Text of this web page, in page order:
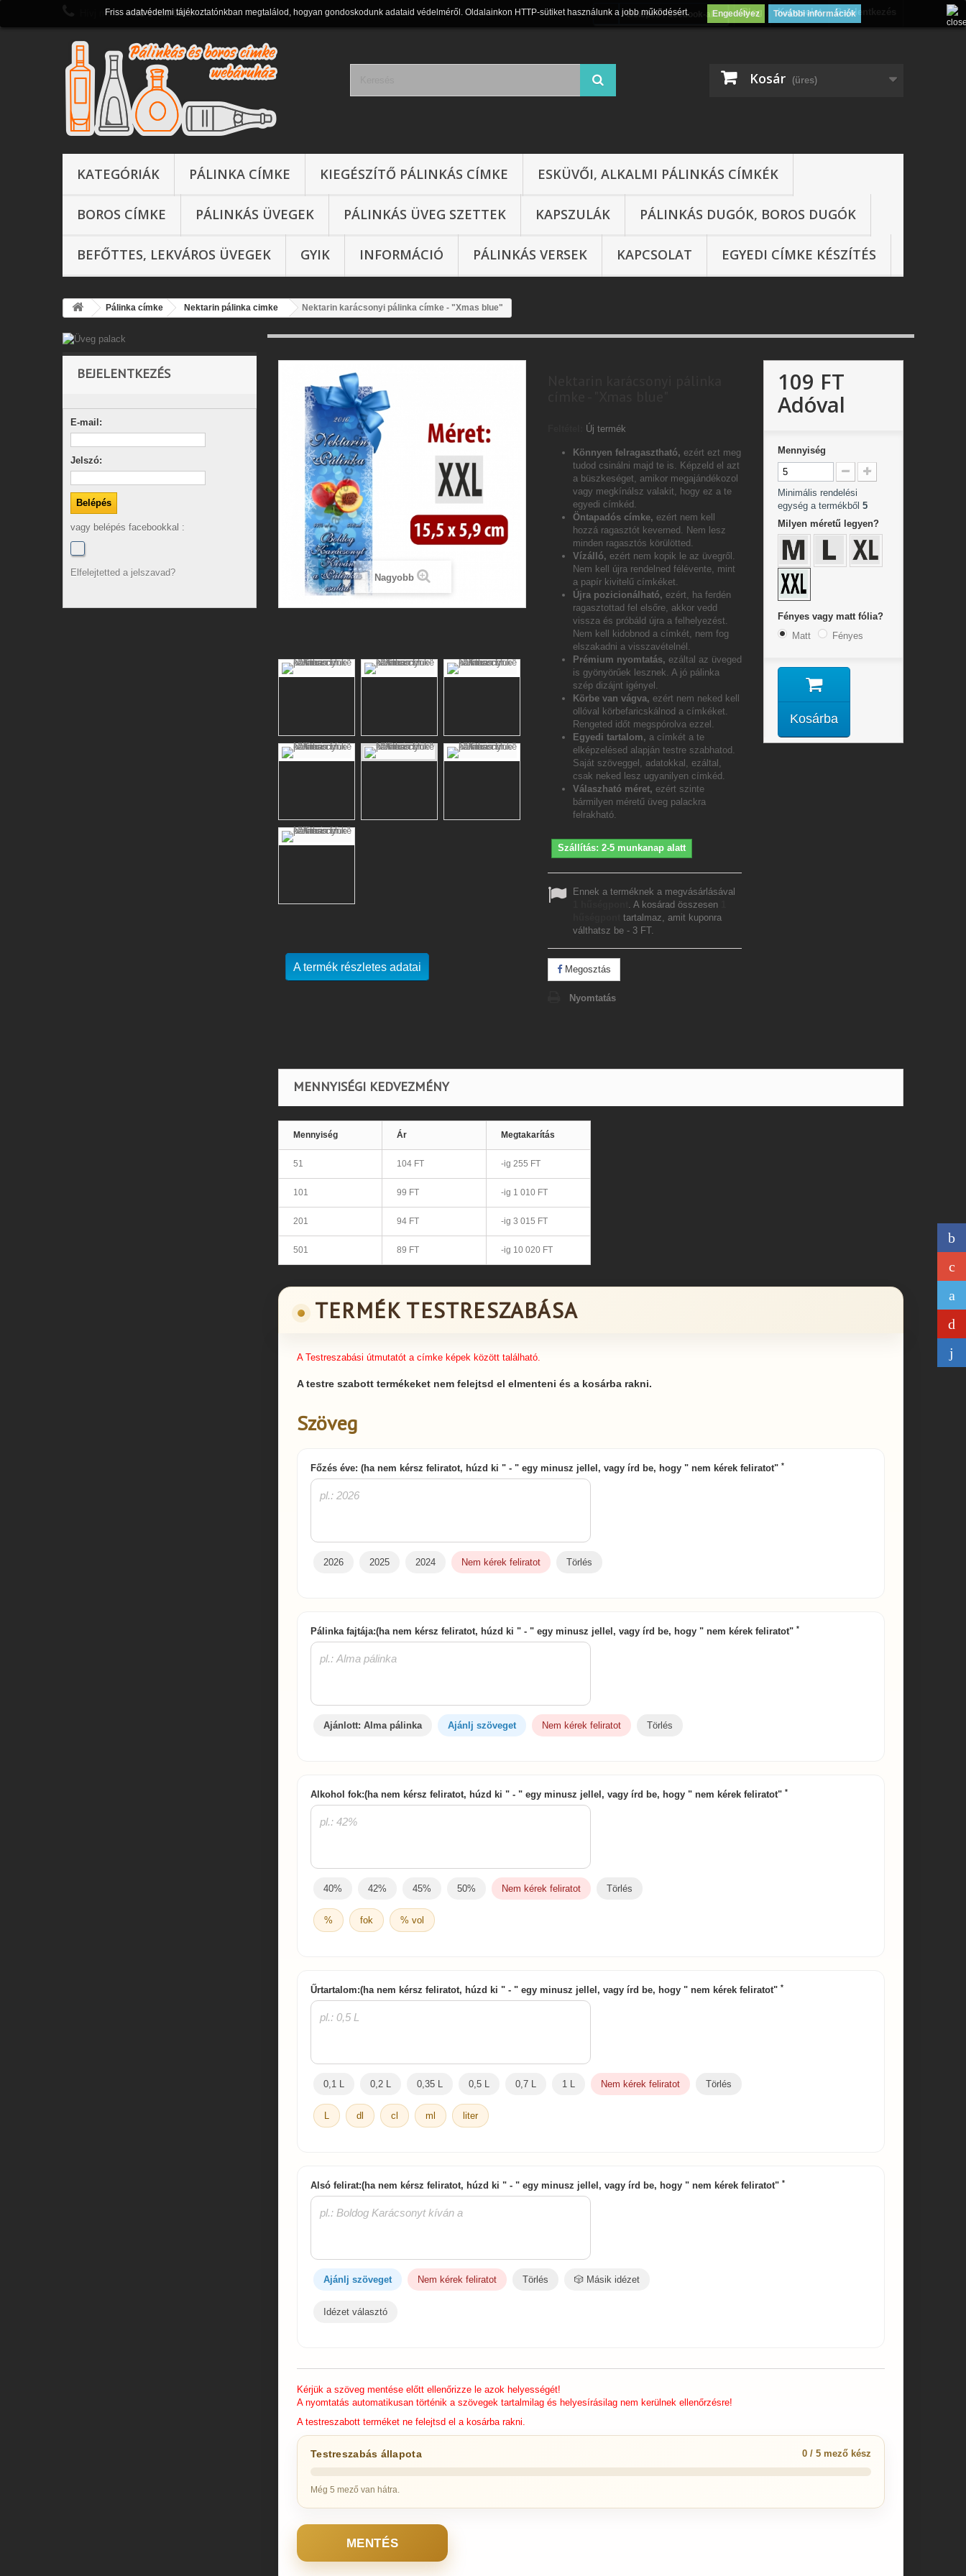
Bejelentkezés
Kapcsolat
Hívj most: + 36 1 430 0821 Blog
Belépés Facebook-al
Kosár (üres)
KATEGÓRIÁK PÁLINKA CÍMKE KIEGÉSZÍTŐ PÁLINKÁS CÍMKE ESKÜVŐI, ALKALMI PÁLINKÁS CÍMKÉK
BOROS CÍMKE PÁLINKÁS ÜVEGEK PÁLINKÁS ÜVEG SZETTEK KAPSZULÁK PÁLINKÁS DUGÓK, BOROS DUGÓK
BEFŐTTES, LEKVÁROS ÜVEGEK GYIK INFORMÁCIÓ PÁLINKÁS VERSEK KAPCSOLAT EGYEDI CÍMKE KÉSZÍTÉS
Friss adatvédelmi tájékoztatónkban megtalálod, hogyan gondoskodunk adataid védelméről. Oldalainkon HTTP-sütiket használunk a jobb működésért. Engedélyez További információk
Pálinka címke Nektarin pálinka cimke Nektarin karácsonyi pálinka címke - "Xmas blue"
BEJELENTKEZÉS
E-mail:
Jelszó:
vagy belépés facebookkal :
Elfelejtetted a jelszavad? Nagyobb
A termék részletes adatai
Új termék
Könnyen felragasztható, ezért ezt meg
tudod csinálni majd te is. Képzeld el azt
a büszkeséget, amikor megajándékozol
vagy megkínálsz valakit, hogy ez a te
egyedi címkéd.
Öntapadós címke, ezért nem kell
hozzá ragasztót keverned. Nem lesz
minden ragasztós körülötted.
Vízálló, ezért nem kopik le az üvegről.
Nem kell újra rendelned félévente, mint
a papír kivitelű címkéket.
Újra pozicionálható, ezért, ha ferdén
ragasztottad fel elsőre, akkor vedd
vissza és próbáld újra a felhelyezést.
Nem kell kidobnod a címkét, nem fog
elszakadni a visszavételnél.
Prémium nyomtatás, ezáltal az üveged
is gyönyörűek lesznek. A jó pálinka
szép dizájnt igényel.
Körbe van vágva, ezért nem neked kell
ollóval körbefaricskálnod a címkéket.
Rengeted időt megspórolva ezzel.
Egyedi tartalom, a címkét a te
elképzelésed alapján testre szabhatod.
Saját szöveggel, adatokkal, ezáltal,
csak neked lesz ugyanilyen címkéd.
Válaszható méret, ezért szinte
bármilyen méretű üveg palackra
felrakható.
Szállítás: 2-5 munkanap alatt
Ennek a terméknek a megvásárlásával
. A kosárad összesen
tartalmaz, amit kuponra
válthatsz be - 3 FT.
Megosztás
Nyomtatás
109 FT
Adóval
Mennyiség
Minimális rendelési
egység a termékből 5
Milyen méretű legyen?
Fényes vagy matt fólia?
Matt
Fényes
Kosárba
MENNYISÉGI KEDVEZMÉNY
Mennyiség Ár Megtakarítás
51 104 FT -ig 255 FT
101 99 FT -ig 1 010 FT
201 94 FT -ig 3 015 FT
501 89 FT -ig 10 020 FT
TERMÉK TESTRESZABÁSA
A Testreszabási útmutatót a címke képek között található.
A testre szabott termékeket nem felejtsd el elmenteni és a kosárba rakni.
Szöveg
Főzés éve: (ha nem kérsz feliratot, húzd ki " - " egy minusz jellel, vagy írd be, hogy " nem kérek feliratot" *
2026 2025 2024 Nem kérek feliratot Törlés
Pálinka fajtája:(ha nem kérsz feliratot, húzd ki " - " egy minusz jellel, vagy írd be, hogy " nem kérek feliratot" *
Ajánlott: Alma pálinka Ajánlj szöveget Nem kérek feliratot Törlés
Alkohol fok:(ha nem kérsz feliratot, húzd ki " - " egy minusz jellel, vagy írd be, hogy " nem kérek feliratot" *
40% 42% 45% 50% Nem kérek feliratot Törlés
% fok % vol
Űrtartalom:(ha nem kérsz feliratot, húzd ki " - " egy minusz jellel, vagy írd be, hogy " nem kérek feliratot" *
0,1 L 0,2 L 0,35 L 0,5 L 0,7 L 1 L Nem kérek feliratot Törlés
L dl cl ml liter
Alsó felirat:(ha nem kérsz feliratot, húzd ki " - " egy minusz jellel, vagy írd be, hogy " nem kérek feliratot" *
Ajánlj szöveget Nem kérek feliratot Törlés 🎲 Másik idézet
Idézet választó
Kérjük a szöveg mentése előtt ellenőrizze le azok helyességét!
A nyomtatás automatikusan történik a szövegek tartalmilag és helyesírásilag nem kerülnek ellenőrzésre!
A testreszabott terméket ne felejtsd el a kosárba rakni.
Testreszabás állapota 0 / 5 mező kész
Még 5 mező van hátra.
MENTÉS